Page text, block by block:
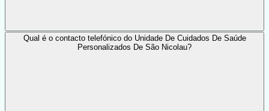
Qual é o contacto telefónico do Unidade De Cuidados De Saúde
Personalizados De São Nicolau?